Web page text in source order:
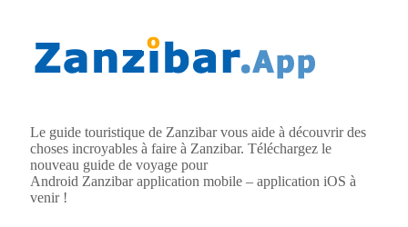
Le guide touristique de Zanzibar vous aide à découvrir des
choses incroyables à faire à Zanzibar. Téléchargez le
nouveau guide de voyage pour
Android Zanzibarapplication mobile – application iOS à
venir !